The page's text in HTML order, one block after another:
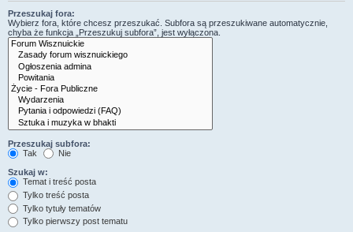
Przeszukaj fora:
Wybierz fora, które chcesz przeszukać. Subfora są przeszukiwane automatycznie,
chyba że funkcja „Przeszukuj subfora”, jest wyłączona.
Przeszukaj subfora:
Tak
Nie
Szukaj w:
Temat i treść posta
Tylko treść posta
Tylko tytuły tematów
Tylko pierwszy post tematu